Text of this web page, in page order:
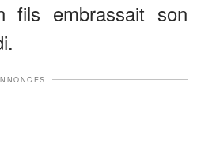
fils embrassait son